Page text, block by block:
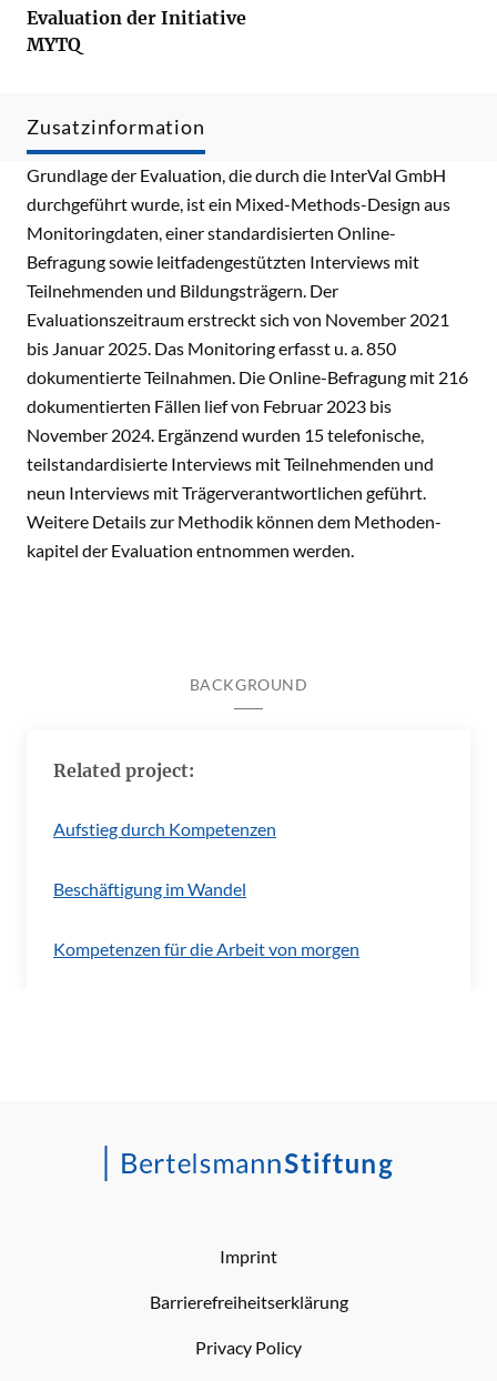
Evaluation der Initiative
MYTQ
Zusatzinformation
Grundlage der Evaluation, die durch die InterVal GmbH
durchgeführt wurde, ist ein Mixed-Methods-Design aus
Monitoringdaten, einer standardisierten Online-
Befragung sowie leitfadengestützten Interviews mit
Teilnehmenden und Bildungsträgern. Der
Evaluationszeitraum erstreckt sich von November 2021
bis Januar 2025. Das Monitoring erfasst u. a. 850
dokumentierte Teilnahmen. Die Online-Befragung mit 216
dokumentierten Fällen lief von Februar 2023 bis
November 2024. Ergänzend wurden 15 telefonische,
teilstandardisierte Interviews mit Teilnehmenden und
neun Interviews mit Trägerverantwortlichen geführt.
Weitere Details zur Methodik können dem Methoden­
kapitel der Evaluation entnommen werden.
BACKGROUND
Related project:
Aufstieg durch Kompetenzen
Beschäftigung im Wandel
Kompetenzen für die Arbeit von morgen
Imprint
Barrierefreiheitserklärung
Privacy Policy